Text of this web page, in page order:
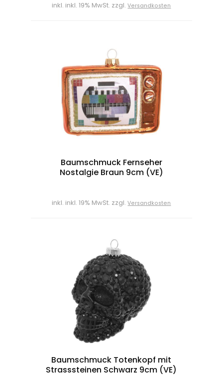
inkl. inkl. 19% MwSt. zzgl.Versandkosten
Baumschmuck Fernseher
Nostalgie Braun 9cm (VE)
inkl. inkl. 19% MwSt. zzgl.Versandkosten
Baumschmuck Totenkopf mit
Strasssteinen Schwarz 9cm (VE)